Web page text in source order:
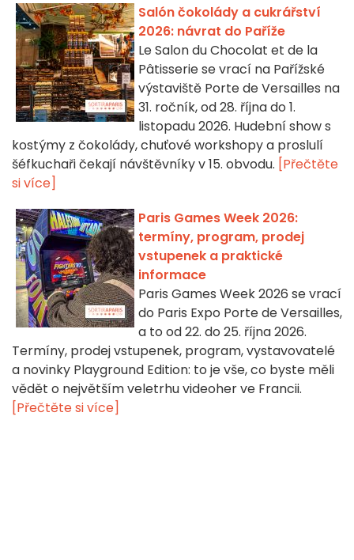
Salón čokolády a cukrářství
2026: návrat do Paříže
Le Salon du Chocolat et de la
Pâtisserie se vrací na Pařížské
výstaviště Porte de Versailles na
31. ročník, od 28. října do 1.
listopadu 2026. Hudební show s
kostýmy z čokolády, chuťové workshopy a proslulí
šéfkuchaři čekají návštěvníky v 15. obvodu. [Přečtěte
si více]
Paris Games Week 2026:
termíny, program, prodej
vstupenek a praktické
informace
Paris Games Week 2026 se vrací
do Paris Expo Porte de Versailles,
a to od 22. do 25. října 2026.
Termíny, prodej vstupenek, program, vystavovatelé
a novinky Playground Edition: to je vše, co byste měli
vědět o největším veletrhu videoher ve Francii.
[Přečtěte si více]